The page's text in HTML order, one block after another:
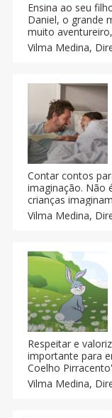
Ensina ao seu
Daniel, o grande
muito
nome, no seu
uma caixa cheia
Vilma Medina,
Contar contos
imaginação. Não
crianças
Aprenda dicas
com seu filho na
crianças.
Vilma Medina,
Respeitar e
importante para
Coelho
tratamos as
negativo. Leia
Vilma Medina,